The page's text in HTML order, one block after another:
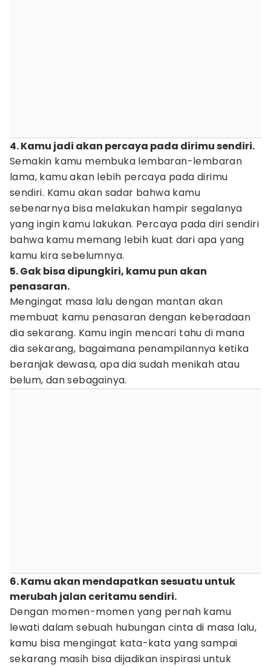
4. Kamu jadi akan percaya pada dirimu sendiri.
Semakin kamu membuka lembaran-lembaran
lama, kamu akan lebih percaya pada dirimu
sendiri. Kamu akan sadar bahwa kamu
sebenarnya bisa melakukan hampir segalanya
yang ingin kamu lakukan. Percaya pada diri sendiri
bahwa kamu memang lebih kuat dari apa yang
kamu kira sebelumnya.
5. Gak bisa dipungkiri, kamu pun akan
penasaran.
Mengingat masa lalu dengan mantan akan
membuat kamu penasaran dengan keberadaan
dia sekarang. Kamu ingin mencari tahu di mana
dia sekarang, bagaimana penampilannya ketika
beranjak dewasa, apa dia sudah menikah atau
belum, dan sebagainya.
6. Kamu akan mendapatkan sesuatu untuk
merubah jalan ceritamu sendiri.
Dengan momen-momen yang pernah kamu
lewati dalam sebuah hubungan cinta di masa lalu,
kamu bisa mengingat kata-kata yang sampai
sekarang masih bisa dijadikan inspirasi untuk